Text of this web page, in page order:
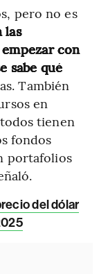
pero no es
las
con
sabe qué
También
en
tienen
fondos
portafolios
del dólar